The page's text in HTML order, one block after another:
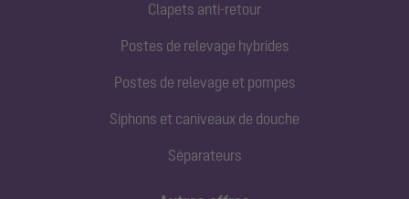
Clapets anti-retour
Postes de relevage hybrides
Postes de relevage et pompes
Siphons et caniveaux de douche
Séparateurs